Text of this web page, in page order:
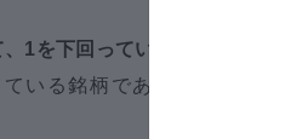
1を下回っていれば割安
いる銘柄であれば配当利回